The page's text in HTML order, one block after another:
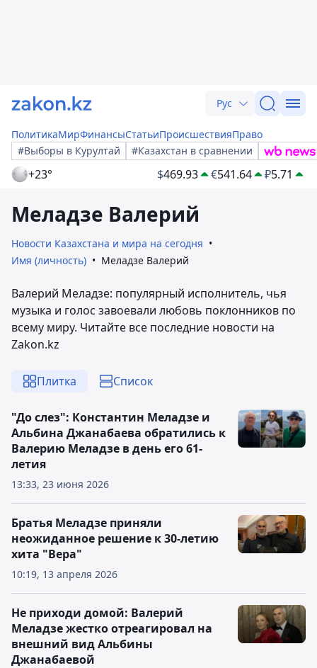
Рус
ПолитикаМирФинансыСтатьиПроисшествияПраво
#Выборы в Курултай
#Казахстан в сравнении
+23° $469.93 €541.64 ₽5.71
Меладзе Валерий
Новости Казахстана и мира на сегодня
Имя (личность)
Меладзе Валерий
Валерий Меладзе: популярный исполнитель, чья
музыка и голос завоевали любовь поклонников по
всему миру. Читайте все последние новости на
Zakon.kz
Плитка Список
13:33, 23 июня 2026
"До слез": Константин Меладзе и
Альбина Джанабаева обратились к
Валерию Меладзе в день его 61-
летия
10:19, 13 апреля 2026
Братья Меладзе приняли
неожиданное решение к 30-летию
хита "Вера"
Не приходи домой: Валерий
Меладзе жестко отреагировал на
внешний вид Альбины
Джанабаевой